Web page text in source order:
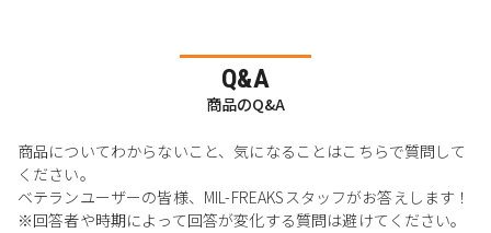
Q&A
商品のQ&A
商品についてわからないこと、気になることはこちらで質問して
ください。
ベテランユーザーの皆様、MIL-FREAKSスタッフがお答えします！
※回答者や時期によって回答が変化する質問は避けてください。